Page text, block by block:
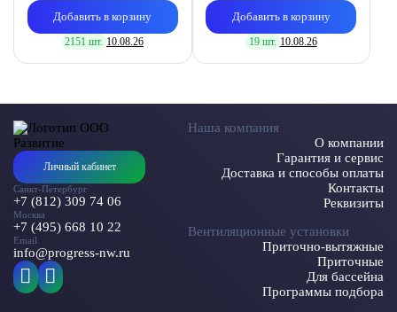
Добавить в корзину
2151 шт. 10.08.26
Добавить в корзину
19 шт. 10.08.26
Личный кабинет
Санкт-Петербург
+7 (812) 309 74 06
Москва
+7 (495) 668 10 22
Email
info@progress-nw.ru
Наша компания
О компании
Гарантия и сервис
Доставка и способы оплаты
Контакты
Реквизиты
Вентиляционные установки
Приточно-вытяжные
Приточные
Для бассейна
Программы подбора